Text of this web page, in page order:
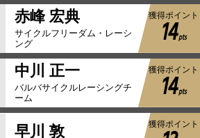
赤峰 宏典
サイクルフリーダム・レーシ
ング
獲得ポイント
14pts
中川 正一
バルバサイクルレーシングチ
ーム
獲得ポイント
14pts
早川 敦 獲得ポイント